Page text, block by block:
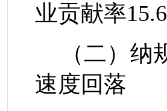
业贡献率
（二）
速度回落